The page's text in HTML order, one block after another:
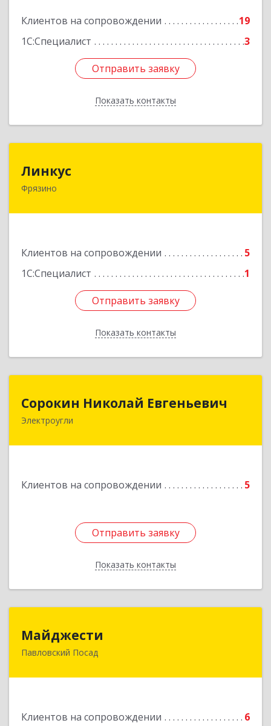
Клиентов на сопровождении
19
1С:Специалист
3
Отправить заявку
Показать контакты
Отправить заявку
Назад
Линкус
Фрязино
Клиентов на сопровождении
5
1С:Специалист
1
Отправить заявку
Показать контакты
141191, Московская обл, Фрязино г, Ленина ул,
Отправить заявку
Назад
Сорокин Николай Евгеньевич
Электроугли
Клиентов на сопровождении 5
Отправить заявку
Показать контакты
Сорокин Николай Евгеньевич
Отправить заявку
Назад
Майджести
Павловский Посад
Клиентов на сопровождении 6
142502, Московская обл, Павлово-Посадский р-
Подробнее